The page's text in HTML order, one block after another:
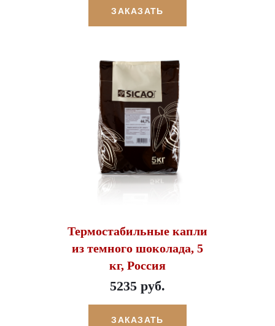
ЗАКАЗАТЬ
Термостабильные капли
из темного шоколада, 5
кг, Россия
5235 руб.
ЗАКАЗАТЬ